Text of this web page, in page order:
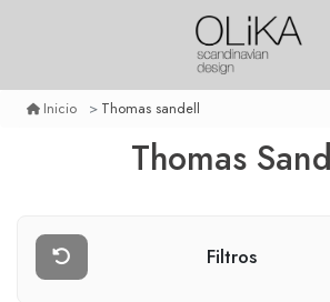
Inicio Thomas sandell
Thomas
Filtros